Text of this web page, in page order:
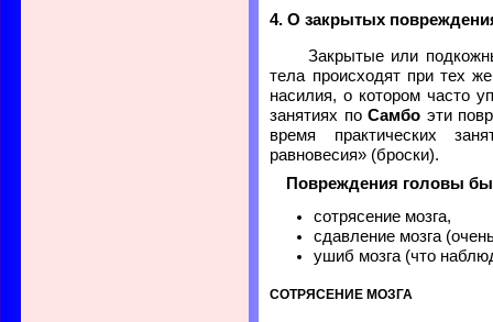
4. О закрытых
Закрытые или
тела происходят при тех
насилия, о котором часто
занятиях поСамбо эти
время практических
равновесия» (броски).
Повреждения головы
сотрясение мозга,
сдавление мозга
ушиб мозга (что
СОТРЯСЕНИЕ МОЗГА